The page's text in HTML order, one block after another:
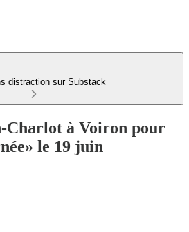
distraction sur Substack
Charlot à Voiron pour
le 19 juin